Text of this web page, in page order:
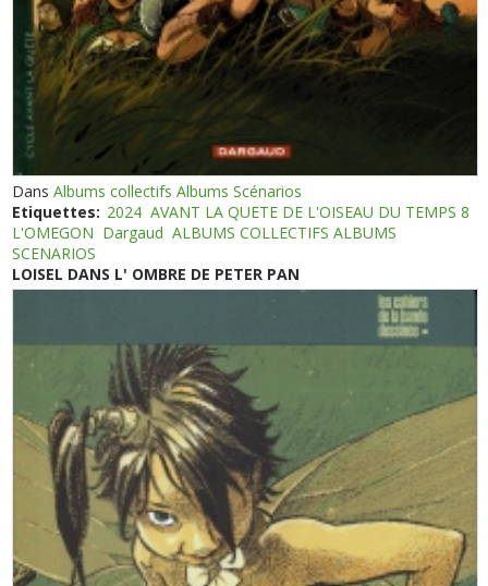
DansAlbums collectifs Albums Scénarios
Etiquettes: 2024 AVANT LA QUETE DE L'OISEAU DU TEMPS 8
L'OMEGON Dargaud ALBUMS COLLECTIFS ALBUMS
SCENARIOS
LOISEL DANS L' OMBRE DE PETER PAN